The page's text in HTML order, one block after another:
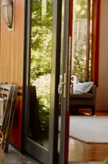
со допирање или